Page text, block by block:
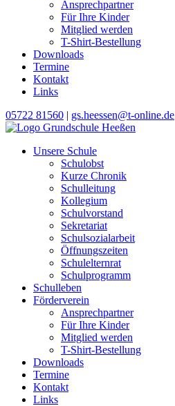
Ansprechpartner
Für Ihre Kinder
Mitglied werden
T-Shirt-Bestellung
Downloads
Termine
Kontakt
Links
05722 81560 | gs.heessen@t-online.de
Unsere Schule
Schulobst
Kurze Chronik
Schulleitung
Kollegium
Schulvorstand
Sekretariat
Schulsozialarbeit
Öffnungszeiten
Schulelternrat
Schulprogramm
Schulleben
Förderverein
Ansprechpartner
Für Ihre Kinder
Mitglied werden
T-Shirt-Bestellung
Downloads
Termine
Kontakt
Links